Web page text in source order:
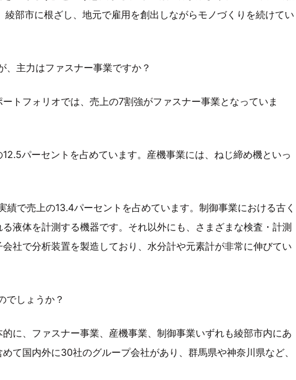
部市に根ざし、地元で雇用を創出しながらモノづくりを続けてい
、主力はファスナー事業ですか？
トフォリオでは、売上の7割強がファスナー事業となっていま
パーセントを占めています。産機事業には、ねじ締め機といっ
績で売上の13.4パーセントを占めています。制御事業における古く
液体を計測する機器です。それ以外にも、さまざまな検査・計測
社で分析装置を製造しており、水分計や元素計が非常に伸びてい
でしょうか？
に、ファスナー事業、産機事業、制御事業いずれも綾部市内にあ
て国内外に30社のグループ会社があり、群馬県や神奈川県など、